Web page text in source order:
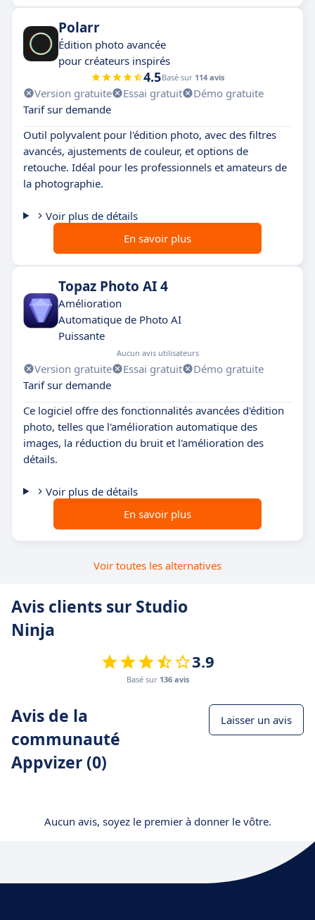
Polarr
Édition photo avancée
pour créateurs inspirés
4.5Basé sur 114 avis
Version gratuite Essai gratuit
Démo gratuite
Tarif sur demande
Outil polyvalent pour l'édition photo, avec des filtres
avancés, ajustements de couleur, et options de
retouche. Idéal pour les professionnels et amateurs de
la photographie.
Voir plus de détails
En savoir plus
Topaz Photo AI 4
Amélioration
Automatique de Photo AI
Puissante
Aucun avis utilisateurs
Version gratuite Essai gratuit
Démo gratuite
Tarif sur demande
Ce logiciel offre des fonctionnalités avancées d'édition
photo, telles que l'amélioration automatique des
images, la réduction du bruit et l'amélioration des
détails.
Voir plus de détails
En savoir plus
Voir toutes les alternatives
Avis clients sur Studio
Ninja
3.9
Basé sur 136 avis
Avis de la
communauté
Appvizer (0)
Laisser un avis
Aucun avis, soyez le premier à donner le vôtre.